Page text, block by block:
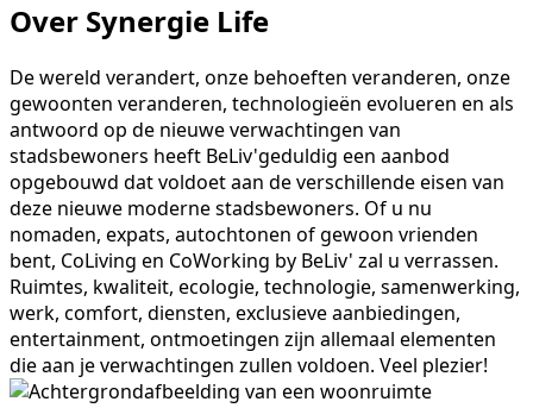
Over Synergie Life
De wereld verandert, onze behoeften veranderen, onze
gewoonten veranderen, technologieën evolueren en als
antwoord op de nieuwe verwachtingen van
stadsbewoners heeft BeLiv'geduldig een aanbod
opgebouwd dat voldoet aan de verschillende eisen van
deze nieuwe moderne stadsbewoners. Of u nu
nomaden, expats, autochtonen of gewoon vrienden
bent, CoLiving en CoWorking by BeLiv' zal u verrassen.
Ruimtes, kwaliteit, ecologie, technologie, samenwerking,
werk, comfort, diensten, exclusieve aanbiedingen,
entertainment, ontmoetingen zijn allemaal elementen
die aan je verwachtingen zullen voldoen. Veel plezier!